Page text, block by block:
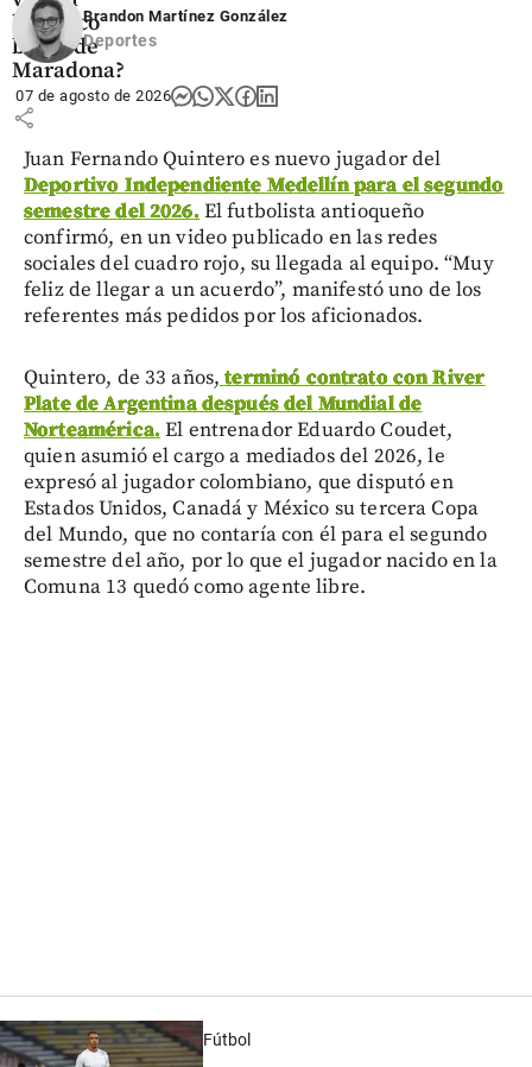
histórico
balón de
Maradona?
share
Brandon Martínez González
Deportes
07 de agosto de 2026
Juan Fernando Quintero es nuevo jugador del
Deportivo Independiente Medellín para el segundo
semestre del 2026. El futbolista antioqueño
confirmó, en un video publicado en las redes
sociales del cuadro rojo, su llegada al equipo. “Muy
feliz de llegar a un acuerdo”, manifestó uno de los
referentes más pedidos por los aficionados.
Quintero, de 33 años, terminó contrato con River
Plate de Argentina después del Mundial de
Norteamérica. El entrenador Eduardo Coudet,
quien asumió el cargo a mediados del 2026, le
expresó al jugador colombiano, que disputó en
Estados Unidos, Canadá y México su tercera Copa
del Mundo, que no contaría con él para el segundo
semestre del año, por lo que el jugador nacido en la
Comuna 13 quedó como agente libre.
Fútbol